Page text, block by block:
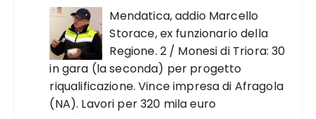
Mendatica, addio Marcello
Storace, ex funzionario della
Regione. 2 / Monesi di Triora: 30
in gara (la seconda) per progetto
riqualificazione. Vince impresa di Afragola
(NA). Lavori per 320 mila euro